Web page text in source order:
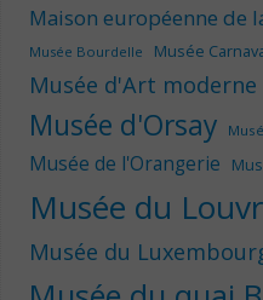
Maison européenne de
Musée Bourdelle
Musée
Musée d'Art moderne
Musée d'Orsay
Musée de l'Orangerie
Musée du
Musée du